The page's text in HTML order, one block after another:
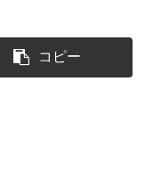
コピー